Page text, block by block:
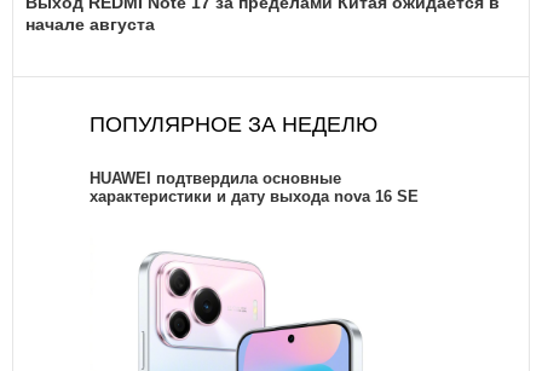
начале августа
ПОПУЛЯРНОЕ ЗА НЕДЕЛЮ
HUAWEI подтвердила основные
характеристики и дату выхода nova 16 SE